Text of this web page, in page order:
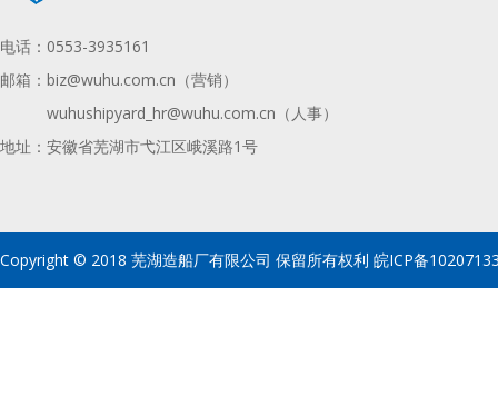
电话： 0553-3935161
邮箱： biz@wuhu.com.cn（营销）
wuhushipyard_hr@wuhu.com.cn （人事）
地址：安徽省芜湖市弋江区峨溪路1号
Copyright © 2018 芜湖造船厂有限公司 保留所有权利 皖ICP备